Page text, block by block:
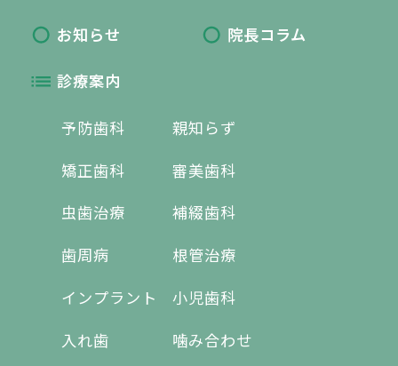
お知らせ 院長コラム
診療案内
予防歯科
矯正歯科
虫歯治療
歯周病
インプラント
入れ歯
親知らず
審美歯科
補綴歯科
根管治療
小児歯科
噛み合わせ